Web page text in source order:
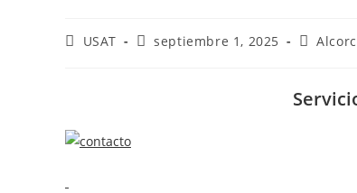
AutorUSAT
Publicación
septiembre 1, 2025
entrada: